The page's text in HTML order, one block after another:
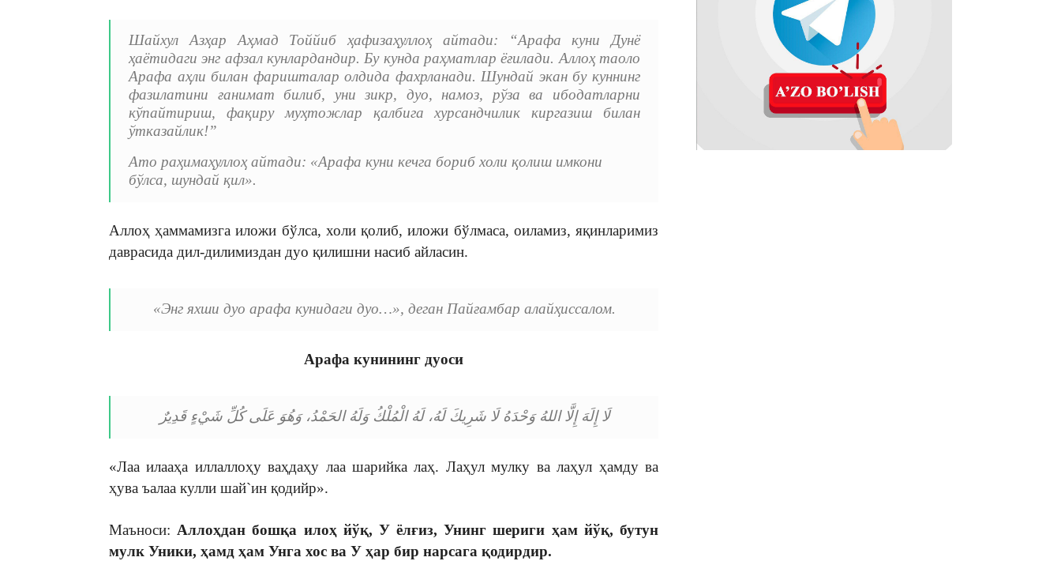
Шайхул Азҳар Аҳмад Тоййиб ҳафизаҳуллоҳ айтади: “Арафа куни Дунё
ҳаётидаги энг афзал кунлардандир. Бу кунда раҳматлар ёғилади. Аллоҳ таоло
Арафа аҳли билан фаришталар олдида фахрланади. Шундай экан бу куннинг
фазилатини ғанимат билиб, уни зикр, дуо, намоз, рўза ва ибодатларни
кўпайтириш, фақиру муҳтожлар қалбига хурсандчилик киргазиш билан
ўтказайлик!”
Ато раҳимаҳуллоҳ айтади: «Арафа куни кечга бориб холи қолиш имкони
бўлса, шундай қил».
Аллоҳ ҳаммамизга иложи бўлса, холи қолиб, иложи бўлмаса, оиламиз, яқинларимиз
даврасида дил-дилимиздан дуо қилишни насиб айласин.
«Энг яхши дуо арафа кунидаги дуо…», деган Пайғамбар алайҳиссалом.
Арафа кунининг дуоси
لَا إِلَهَ إِلَّا اللهُ وَحْدَهُ لَا شَرِيكَ لَهُ، لَهُ الْمُلْكُ وَلَهُ الحَمْدُ، وَهُوَ عَلَى كُلِّ شَيْءٍ قَدِيرٌ
«Лаа илааҳа иллаллоҳу ваҳдаҳу лаа шарийка лаҳ. Лаҳул мулку ва лаҳул ҳамду ва
ҳува ъалаа кулли шайˋин қодийр».
Маъноси:Аллоҳдан бошқа илоҳ йўқ, У ёлғиз, Унинг шериги ҳам йўқ, бутун
мулк Уники, ҳамд ҳам Унга хос ва У ҳар бир нарсага қодирдир.